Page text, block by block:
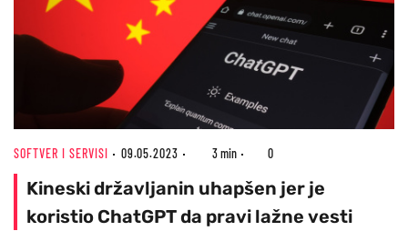
SOFTVER I SERVISI 09.05.2023 3 min 0
Kineski državljanin uhapšen jer je
koristio ChatGPT da pravi lažne vesti